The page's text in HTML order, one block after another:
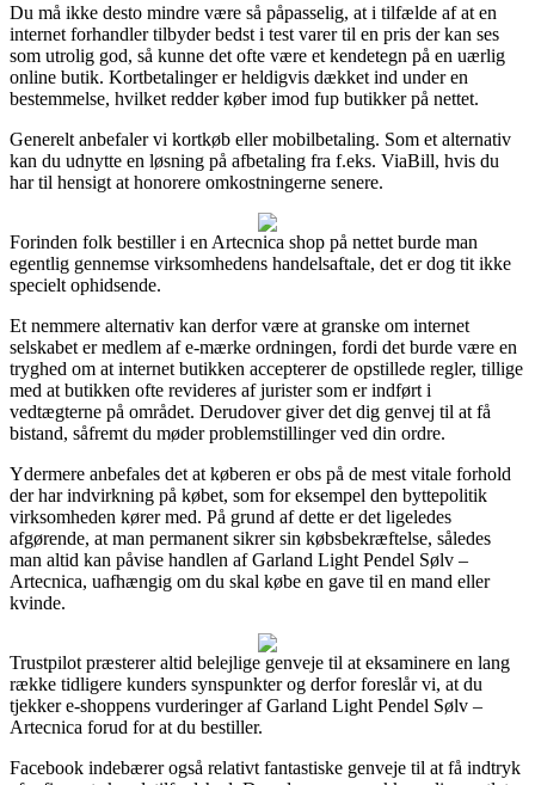
Du må ikke desto mindre være så påpasselig, at i tilfælde af at en
internet forhandler tilbyder bedst i test varer til en pris der kan ses
som utrolig god, så kunne det ofte være et kendetegn på en uærlig
online butik. Kortbetalinger er heldigvis dækket ind under en
bestemmelse, hvilket redder køber imod fup butikker på nettet.
Generelt anbefaler vi kortkøb eller mobilbetaling. Som et alternativ
kan du udnytte en løsning på afbetaling fra f.eks. ViaBill, hvis du
har til hensigt at honorere omkostningerne senere.
Forinden folk bestiller i en Artecnica shop på nettet burde man
egentlig gennemse virksomhedens handelsaftale, det er dog tit ikke
specielt ophidsende.
Et nemmere alternativ kan derfor være at granske om internet
selskabet er medlem af e-mærke ordningen, fordi det burde være en
tryghed om at internet butikken accepterer de opstillede regler, tillige
med at butikken ofte revideres af jurister som er indført i
vedtægterne på området. Derudover giver det dig genvej til at få
bistand, såfremt du møder problemstillinger ved din ordre.
Ydermere anbefales det at køberen er obs på de mest vitale forhold
der har indvirkning på købet, som for eksempel den byttepolitik
virksomheden kører med. På grund af dette er det ligeledes
afgørende, at man permanent sikrer sin købsbekræftelse, således
man altid kan påvise handlen af Garland Light Pendel Sølv –
Artecnica, uafhængig om du skal købe en gave til en mand eller
kvinde.
Trustpilot præsterer altid belejlige genveje til at eksaminere en lang
række tidligere kunders synspunkter og derfor foreslår vi, at du
tjekker e-shoppens vurderinger af Garland Light Pendel Sølv –
Artecnica forud for at du bestiller.
Facebook indebærer også relativt fantastiske genveje til at få indtryk